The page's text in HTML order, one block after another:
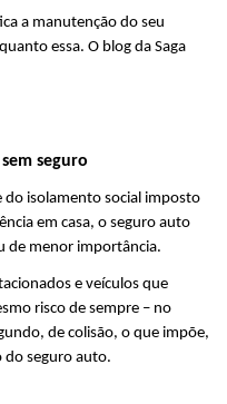
a manutenção do seu
essa. O blog da Saga
seguro
do isolamento social imposto
em casa, o seguro auto
de menor importância.
e veículos que
risco de sempre – no
de colisão, o que impõe,
do seguro auto.